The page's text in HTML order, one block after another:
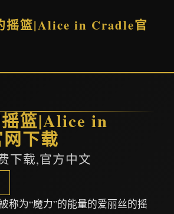
摇篮|Alice in Cradle官
篮|Alice in
下载
下载,官方中文
称为“魔力”的能量的爱丽丝的摇